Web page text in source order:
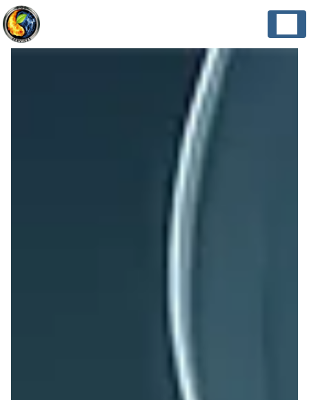
Panneau de gestion des cookies